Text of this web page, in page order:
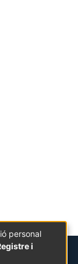
personal
i